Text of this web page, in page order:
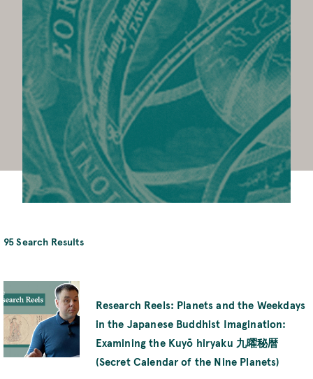
95 Search Results
Research Reels: Planets and the Weekdays
in the Japanese Buddhist Imagination:
Examining the Kuyō hiryaku 九曜秘暦
(Secret Calendar of the Nine Planets)